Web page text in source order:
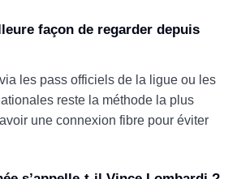
façon de regarder depuis
les pass officiels de la ligue ou les
reste la méthode la plus
une connexion fibre pour éviter